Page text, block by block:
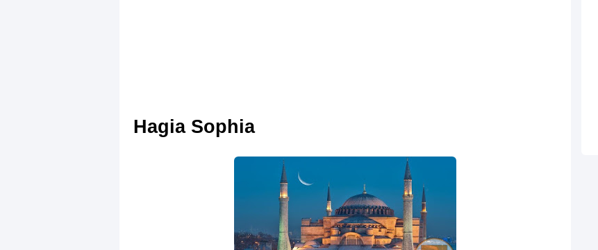
Hagia Sophia